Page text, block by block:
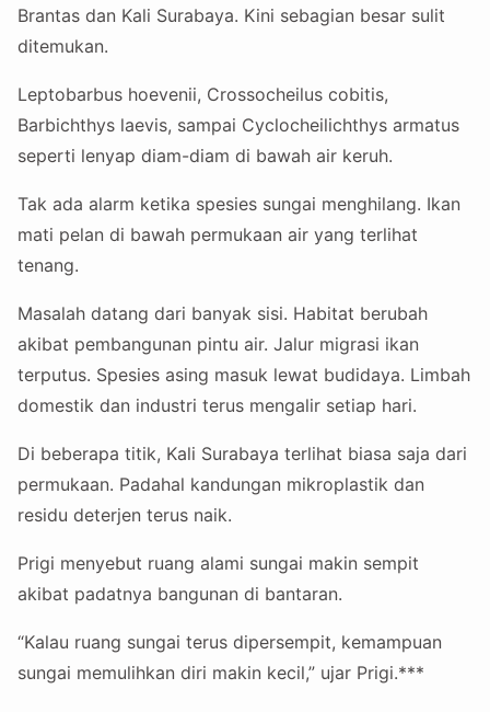
Brantas dan Kali Surabaya. Kini sebagian besar sulit
ditemukan.
Leptobarbus hoevenii, Crossocheilus cobitis,
Barbichthys laevis, sampai Cyclocheilichthys armatus
seperti lenyap diam-diam di bawah air keruh.
Tak ada alarm ketika spesies sungai menghilang. Ikan
mati pelan di bawah permukaan air yang terlihat
tenang.
Masalah datang dari banyak sisi. Habitat berubah
akibat pembangunan pintu air. Jalur migrasi ikan
terputus. Spesies asing masuk lewat budidaya. Limbah
domestik dan industri terus mengalir setiap hari.
Di beberapa titik, Kali Surabaya terlihat biasa saja dari
permukaan. Padahal kandungan mikroplastik dan
residu deterjen terus naik.
Prigi menyebut ruang alami sungai makin sempit
akibat padatnya bangunan di bantaran.
“Kalau ruang sungai terus dipersempit, kemampuan
sungai memulihkan diri makin kecil,” ujar Prigi.***